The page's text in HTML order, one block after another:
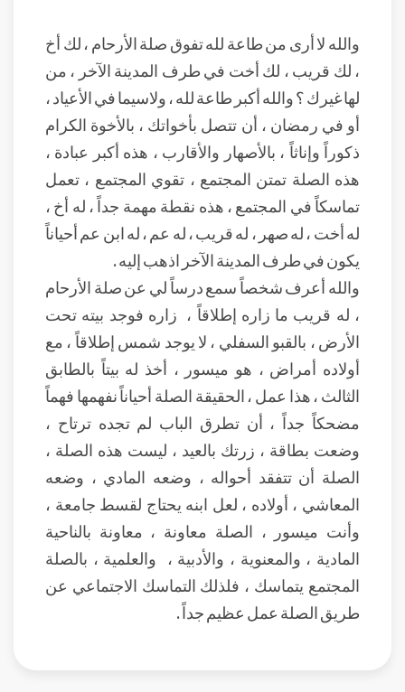
والله لا أرى من طاعة لله تفوق صلة الأرحام ، لك أخ
، لك قريب ، لك أخت في طرف المدينة الآخر ، من
لها غيرك ؟ والله أكبر طاعة لله ، ولاسيما في الأعياد ،
أو في رمضان ، أن تتصل بأخواتك ، بالأخوة الكرام
ذكوراً وإناثاً ، بالأصهار والأقارب ، هذه أكبر عبادة ،
هذه الصلة تمتن المجتمع ، تقوي المجتمع ، تعمل
تماسكاً في المجتمع ، هذه نقطة مهمة جداً ، له أخ ،
له أخت ، له صهر ، له قريب ، له عم ، له ابن عم أحياناً
يكون في طرف المدينة الآخر اذهب إليه .
والله أعرف شخصاً سمع درساً لي عن صلة الأرحام
، له قريب ما زاره إطلاقاً ، زاره فوجد بيته تحت
الأرض ، بالقبو السفلي ، لا يوجد شمس إطلاقاً ، مع
أولاده أمراض ، هو ميسور ، أخذ له بيتاً بالطابق
الثالث ، هذا عمل ، الحقيقة الصلة أحياناً نفهمها فهماً
مضحكاً جداً ، أن تطرق الباب لم تجده ترتاح ،
وضعت بطاقة ، زرتك بالعيد ، ليست هذه الصلة ،
الصلة أن تتفقد أحواله ، وضعه المادي ، وضعه
المعاشي ، أولاده ، لعل ابنه يحتاج لقسط جامعة ،
وأنت ميسور ، الصلة معاونة ، معاونة بالناحية
المادية ، والمعنوية ، والأدبية ، والعلمية ، بالصلة
المجتمع يتماسك ، فلذلك التماسك الاجتماعي عن
طريق الصلة عمل عظيم جداً .